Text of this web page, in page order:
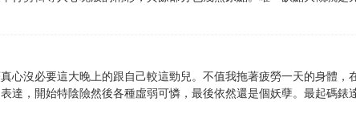
心沒必要這大晚上的跟自己較這勁兒。不值我拖著疲勞一天的身體，
達，開始特陰險然後各種虛弱可憐，最後依然還是個妖孽。最起碼錶